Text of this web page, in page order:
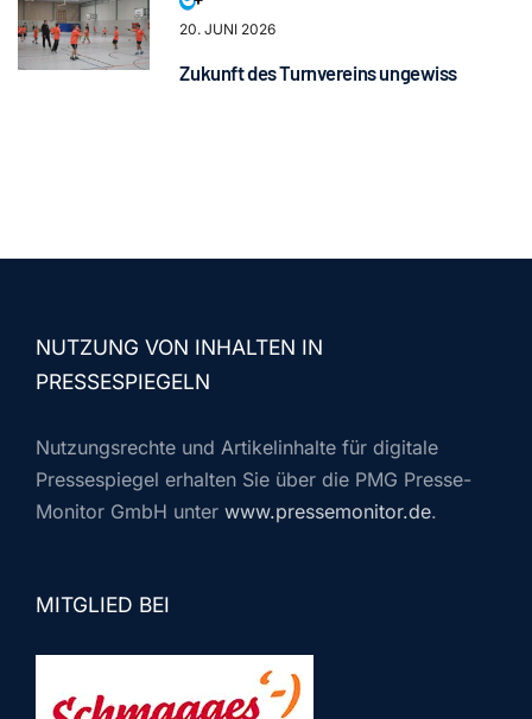
20. JUNI 2026
Zukunft des Turnvereins ungewiss
NUTZUNG VON INHALTEN IN
PRESSESPIEGELN
Nutzungsrechte und Artikelinhalte für digitale
Pressespiegel erhalten Sie über die PMG Presse-
Monitor GmbH unter www.pressemonitor.de.
MITGLIED BEI